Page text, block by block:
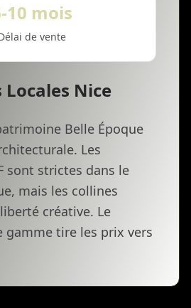
10 mois
de vente
Nice
Belle Époque
Les
sont strictes dans le
mais les collines
créative. Le
gamme tire les prix vers